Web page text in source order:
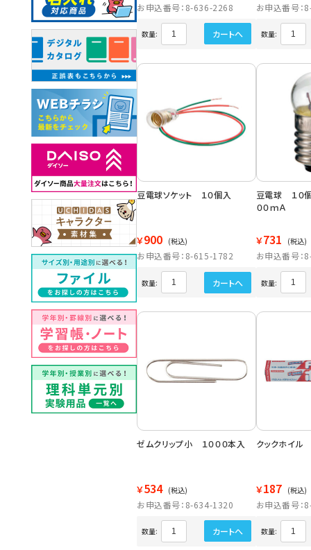
お申込番号：8-636-2268
数量: カートへ
お申込番号
数量:
豆電球ソケット １０個入
￥900 (税込)
お申込番号：8-615-1782
数量: カートへ
豆電球 １０
００ｍＡ
￥731 (税込)
お申込番号
数量:
ゼムクリップ小 １０００本入
￥534 (税込)
お申込番号：8-634-1320
数量: カートへ
クックホイル
￥187 (税込)
お申込番号
数量: